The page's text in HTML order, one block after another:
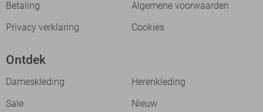
Betaling
Algemene voorwaarden
Privacy verklaring
Cookies
Ontdek
Dameskleding
Herenkleding
Sale
Nieuw